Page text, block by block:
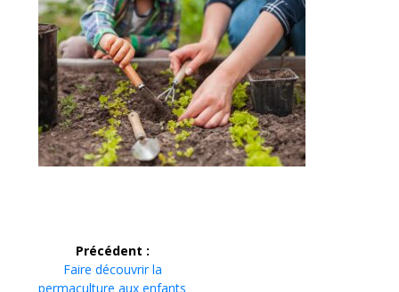
Navigation
Précédent :
Article
précédent :
Faire découvrir la
permaculture aux enfants